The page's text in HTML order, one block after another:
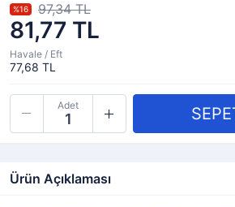
81,77 TL
%16 97,34 TL
Havale / Eft
77,68 TL
Adet
Ürün Açıklaması